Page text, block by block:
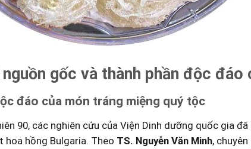
nguồn gốc và thành phần độc đáo
đáo của món tráng miệng quý tộc
90, các nghiên cứu của​ Viện Dinh dưỡng ‌quốc gia
hoa hồng Bulgaria. Theo TS.​ Nguyễn Văn Minh,